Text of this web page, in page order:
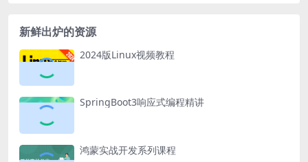
新鲜出炉的资源
2024版Linux视频教程
SpringBoot3响应式编程精讲
鸿蒙实战开发系列课程